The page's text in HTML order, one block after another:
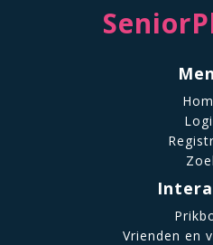
Vrienden en